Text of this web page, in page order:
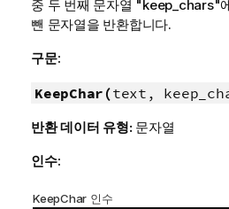
중 두 번째 문자열 "keep_chars"
뺀 문자열을 반환합니다.
구문:
KeepChar(text,
반환 데이터 유형: 문자열
인수:
KeepChar 인수